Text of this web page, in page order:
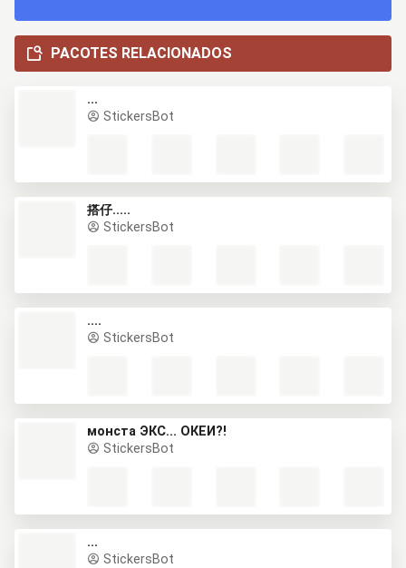
PACOTES RELACIONADOS
...
StickersBot
搭仔.....
StickersBot
....
StickersBot
монста ЭКС... ОКЕЙ?!
StickersBot
...
StickersBot